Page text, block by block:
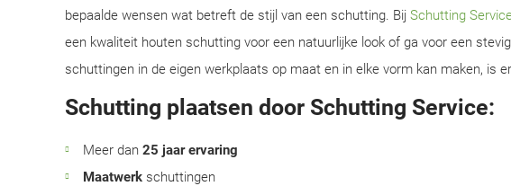
bepaalde wensen wat betreft de stijl van een schutting. Bij Schutting
een kwaliteit houten schutting voor een natuurlijke look of ga voor een
schuttingen in de eigen werkplaats op maat en in elke vorm kan maken, is
Schutting plaatsen door Schutting Service:
Meer dan 25 jaar ervaring
Maatwerk schuttingen